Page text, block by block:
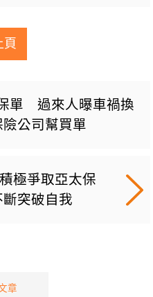
頁
單 過來人曝車禍換
公司幫買單
極爭取亞太保
突破自我
章